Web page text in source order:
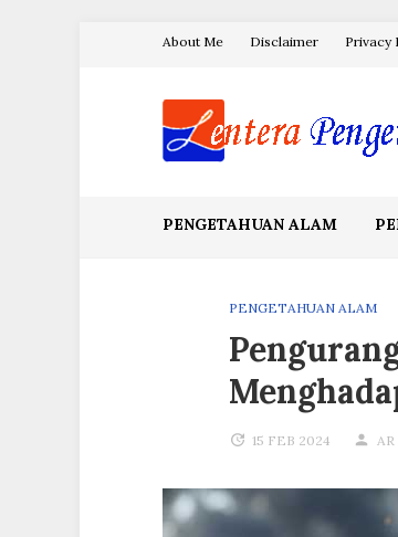
About Me Disclaimer Privacy
PENGETAHUAN ALAM
PENGETAHUAN ALAM
15 FEB 2024